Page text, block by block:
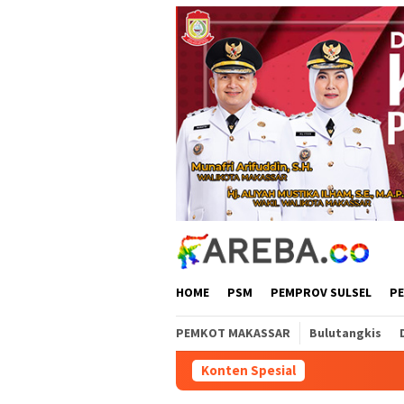
HOME PSM PEMPROV SULSEL
PEMKOT MAKASSAR Bulutangkis
Konten Spesial